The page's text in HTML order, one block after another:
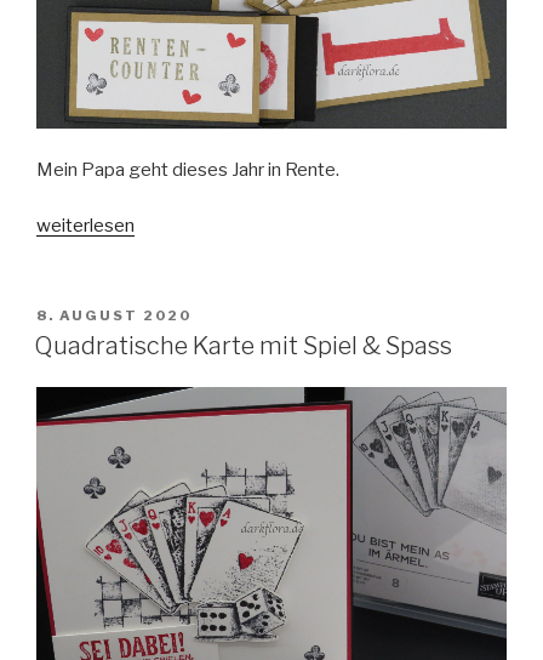
Mein Papa geht dieses Jahr in Rente.
„Renten-
weiterlesen
VERÖFFENTLICHT
AM
8. AUGUST 2020
Quadratische Karte mit Spiel & Spass